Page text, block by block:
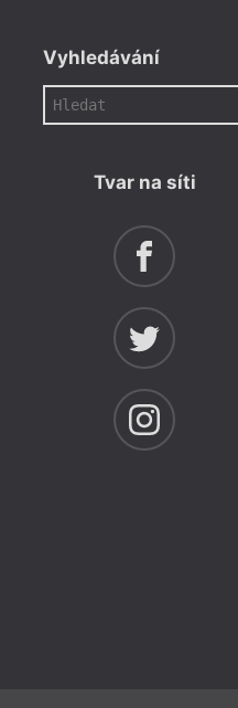
Vyhledávání
Tvar na síti